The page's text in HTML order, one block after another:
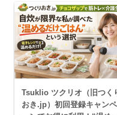
Tsuklio ツクリオ（旧つく
おき.jp）初回登録キャンペ